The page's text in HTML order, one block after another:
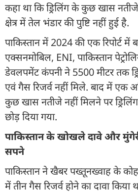
कहा था कि ड्रिलिंग के कुछ खास
क्षेत्र में तेल भंडार की पुष्टि नहीं हुई है.
पाकिस्तान में 2024 की एक रिपोर्ट में
एक्सनमोबिल, ENI, पाकिस्तान
डेवलपमेंट कंपनी ने 5500 मीटर तक
एवं गैस रिजर्व नहीं मिले. बाद में एक
कुछ खास नतीजे नहीं मिलने पर
छोड़ दिया गया.
पाकिस्तान के खोखले दावे और
सपने
पाकिस्तान ने खैबर पख्तूनख्वाह के
में तीन गैस रिजर्व होने का दावा